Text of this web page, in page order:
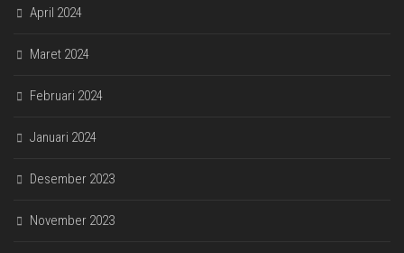
April 2024
Maret 2024
Februari 2024
Januari 2024
Desember 2023
November 2023